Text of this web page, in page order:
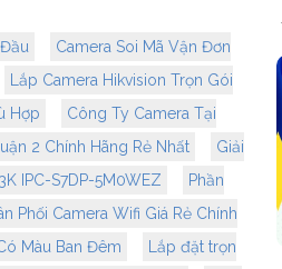
Camera Soi Mã Vận Đơn
Lắp Camera Hikvision Trọn Gói
Hợp
Công Ty Camera Tại
2 Chính Hãng Rẻ Nhất
Giải
IPC-S7DP-5M0WEZ
Phần
Phối Camera Wifi Giá Rẻ Chính
Màu Ban Đêm
Lắp đặt trọn